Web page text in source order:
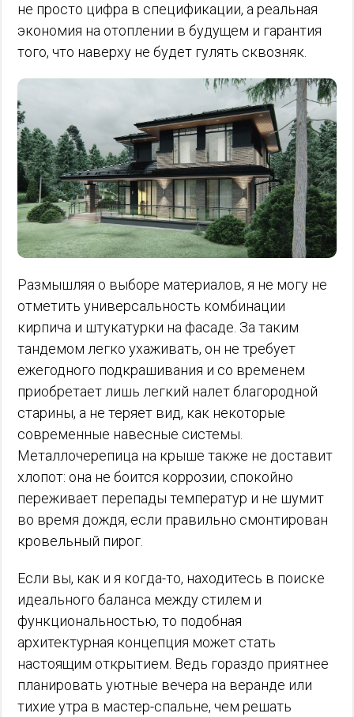
не просто цифра в спецификации, а реальная
экономия на отоплении в будущем и гарантия
того, что наверху не будет гулять сквозняк.
Размышляя о выборе материалов, я не могу не
отметить универсальность комбинации
кирпича и штукатурки на фасаде. За таким
тандемом легко ухаживать, он не требует
ежегодного подкрашивания и со временем
приобретает лишь легкий налет благородной
старины, а не теряет вид, как некоторые
современные навесные системы.
Металлочерепица на крыше также не доставит
хлопот: она не боится коррозии, спокойно
переживает перепады температур и не шумит
во время дождя, если правильно смонтирован
кровельный пирог.
Если вы, как и я когда-то, находитесь в поиске
идеального баланса между стилем и
функциональностью, то подобная
архитектурная концепция может стать
настоящим открытием. Ведь гораздо приятнее
планировать уютные вечера на веранде или
тихие утра в мастер-спальне, чем решать